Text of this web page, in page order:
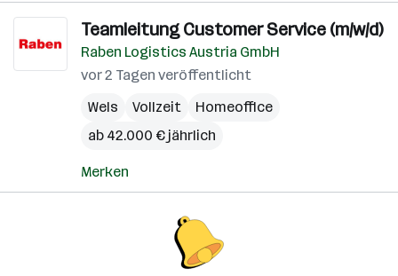
Teamleitung Customer Service (m/w/d)
Raben Logistics Austria GmbH
vor 2 Tagen veröffentlicht
Wels
Vollzeit
Homeoffice
ab 42.000 € jährlich
Merken